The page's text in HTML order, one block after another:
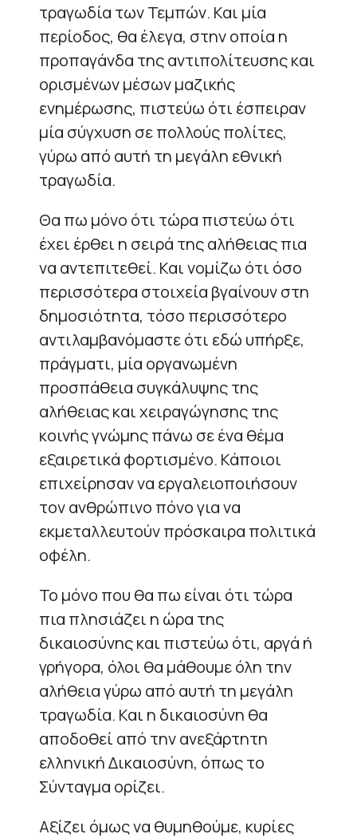
τραγωδία των Τεμπών. Και μία
περίοδος, θα έλεγα, στην οποία η
προπαγάνδα της αντιπολίτευσης και
ορισμένων μέσων μαζικής
ενημέρωσης, πιστεύω ότι έσπειραν
μία σύγχυση σε πολλούς πολίτες,
γύρω από αυτή τη μεγάλη εθνική
τραγωδία.
Θα πω μόνο ότι τώρα πιστεύω ότι
έχει έρθει η σειρά της αλήθειας πια
να αντεπιτεθεί. Και νομίζω ότι όσο
περισσότερα στοιχεία βγαίνουν στη
δημοσιότητα, τόσο περισσότερο
αντιλαμβανόμαστε ότι εδώ υπήρξε,
πράγματι, μία οργανωμένη
προσπάθεια συγκάλυψης της
αλήθειας και χειραγώγησης της
κοινής γνώμης πάνω σε ένα θέμα
εξαιρετικά φορτισμένο. Κάποιοι
επιχείρησαν να εργαλειοποιήσουν
τον ανθρώπινο πόνο για να
εκμεταλλευτούν πρόσκαιρα πολιτικά
οφέλη.
Το μόνο που θα πω είναι ότι τώρα
πια πλησιάζει η ώρα της
δικαιοσύνης και πιστεύω ότι, αργά ή
γρήγορα, όλοι θα μάθουμε όλη την
αλήθεια γύρω από αυτή τη μεγάλη
τραγωδία. Και η δικαιοσύνη θα
αποδοθεί από την ανεξάρτητη
ελληνική Δικαιοσύνη, όπως το
Σύνταγμα ορίζει.
Αξίζει όμως να θυμηθούμε, κυρίες